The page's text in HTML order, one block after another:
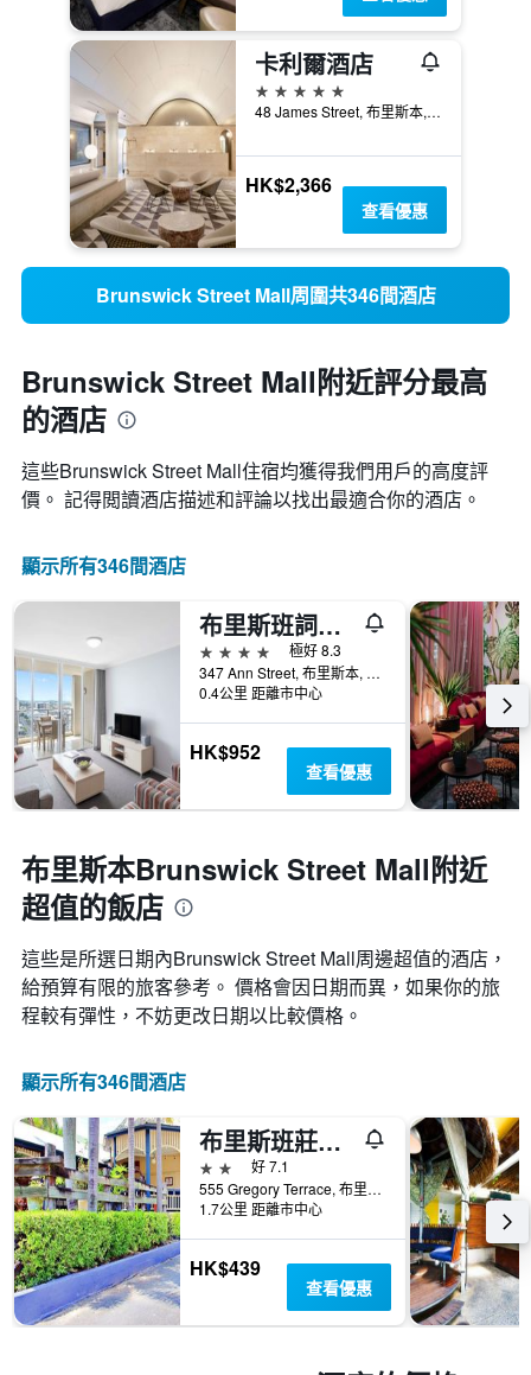
卡利爾酒店
5星級
48 James Street, 布里斯本, QLD, 澳洲
HK$2,366
查看優惠
Brunswick Street Mall周圍共346間酒店
Brunswick Street Mall附近評分最高
的酒店
這些Brunswick Street Mall​住宿均獲得我們用戶的高度評
價。 記得閲讀酒店描述和評論以找出最適合你的酒店。
顯示所有346間酒店
布里斯班詞典盛橡套房飯店
4星級
極好 8.3
347 Ann Street, 布里斯本, QLD, 澳洲
0.4公里 距離市中心
HK$952
查看優惠
布里斯本Brunswick Street Mall附近
超值的飯店
這些是所選日期內Brunswick Street Mall​周邊超值的​酒店，
給預算有限的旅客參考。 價格會因日期而異，如果你的旅
程較有彈性，不妨更改日期以比較價格。
顯示所有346間酒店
布里斯班莊園酒店
2星級
好 7.1
555 Gregory Terrace, 布里斯本, QLD, 澳洲
1.7公里 距離市中心
HK$439
查看優惠